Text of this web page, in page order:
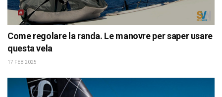
Come regolare la randa. Le manovre per saper usare
questa vela
17 FEB 2025